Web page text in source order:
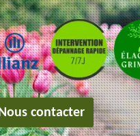
Nous contacter